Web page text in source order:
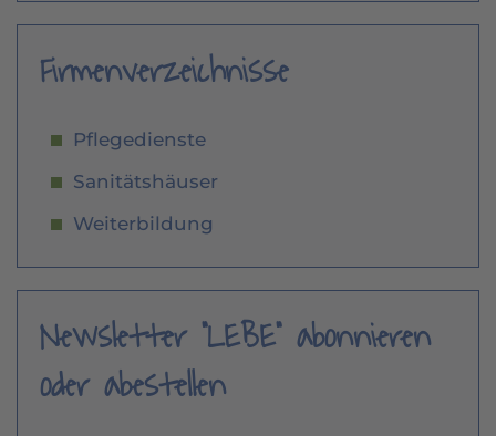
Firmenverzeichnisse
Pflegedienste
Sanitätshäuser
Weiterbildung
Newsletter "LEBE" abonnieren
oder abestellen